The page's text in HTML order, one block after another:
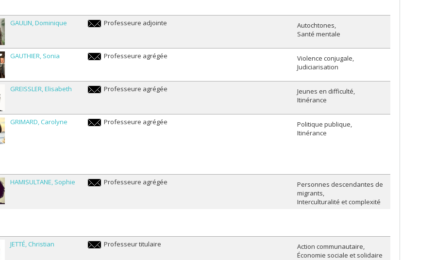
GAULIN Dominique
Professeure adjointe
Autochtones
Santé mentale
GAUTHIER Sonia
Professeure agrégée
Violence conjugale
Judiciarisation
GREISSLER Elisabeth
Professeure agrégée
Jeunes en difficulté
Itinérance
GRIMARD Carolyne
Professeure agrégée
Politique publique
Itinérance
HAMISULTANE Sophie
Professeure agrégée
Personnes descendantes de
migrants
Interculturalité et complexité
JETTÉ Christian
Professeur titulaire
Action communautaire
Économie sociale et solidaire